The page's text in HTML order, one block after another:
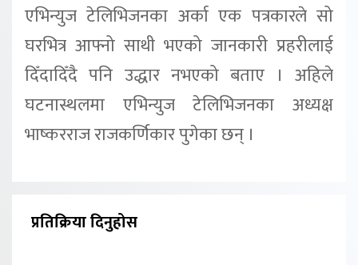
एभिन्युज टेलिभिजनका अर्का एक पत्रकारले सो
घरभित्र आफ्नो साथी भएको जानकारी प्रहरीलाई
दिँदादिँदै पनि उद्धार नभएको बताए । अहिले
घटनास्थलमा एभिन्युज टेलिभिजनका अध्यक्ष
भाष्करराज राजकर्णिकार पुगेका छन् ।
प्रतिक्रिया दिनुहोस